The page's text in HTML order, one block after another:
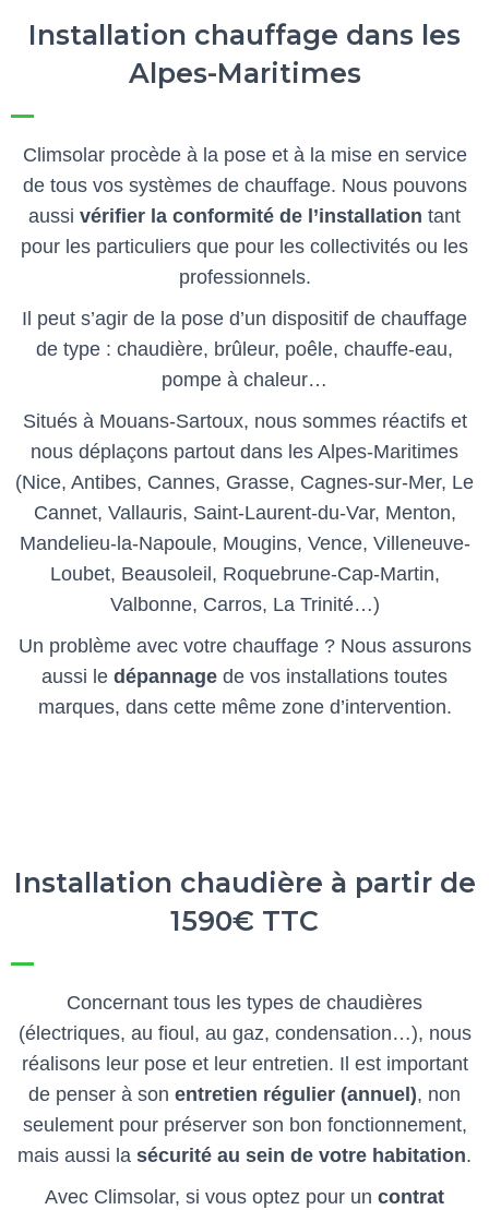
Installation chauffage dans les
Alpes-Maritimes
Climsolar procède à la pose et à la mise en service
de tous vos systèmes de chauffage. Nous pouvons
aussi vérifier la conformité de l’installation tant
pour les particuliers que pour les collectivités ou les
professionnels.
Il peut s’agir de la pose d’un dispositif de chauffage
de type : chaudière, brûleur, poêle, chauffe-eau,
pompe à chaleur…
Situés à Mouans-Sartoux, nous sommes réactifs et
nous déplaçons partout dans les Alpes-Maritimes
(Nice, Antibes, Cannes, Grasse, Cagnes-sur-Mer, Le
Cannet, Vallauris, Saint-Laurent-du-Var, Menton,
Mandelieu-la-Napoule, Mougins, Vence, Villeneuve-
Loubet, Beausoleil, Roquebrune-Cap-Martin,
Valbonne, Carros, La Trinité…)
Un problème avec votre chauffage ? Nous assurons
aussi le dépannage de vos installations toutes
marques, dans cette même zone d’intervention.
Installation chaudière à partir de
1590€ TTC
Concernant tous les types de chaudières
(électriques, au fioul, au gaz, condensation…), nous
réalisons leur pose et leur entretien. Il est important
de penser à son entretien régulier (annuel), non
seulement pour préserver son bon fonctionnement,
mais aussi la sécurité au sein de votre habitation.
Avec Climsolar, si vous optez pour un contrat